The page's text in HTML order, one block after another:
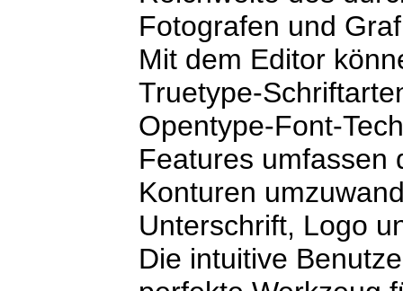
Fotografen und
Mit dem Editor
Truetype-
Opentype-Font-
Features umfassen
Konturen
Unterschrift, Logo
Die intuitive